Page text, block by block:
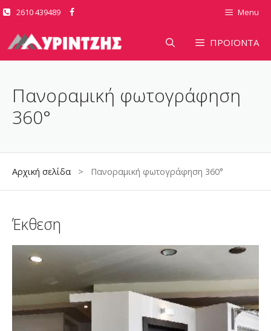
Μετάβαση
περιεχόμενο
2610 439489 Menu
ΠΡΟΪΟΝΤΑ
Πανοραμική φωτογράφηση
360°
Αρχική σελίδα > Πανοραμική φωτογράφηση 360°
Έκθεση